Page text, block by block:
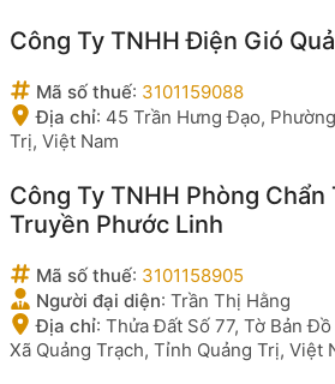
Công Ty TNHH Điện Gió
Mã số thuế: 3101159088
Địa chỉ: 45 Trần Hưng Đạo,
Trị, Việt Nam
Công Ty TNHH Phòng Chẩn
Truyền Phước Linh
Mã số thuế: 3101158905
Người đại diện: Trần Thị Hằng
Địa chỉ: Thửa Đất Số 77, Tờ Bản
Xã Quảng Trạch, Tỉnh Quảng Trị, Việt